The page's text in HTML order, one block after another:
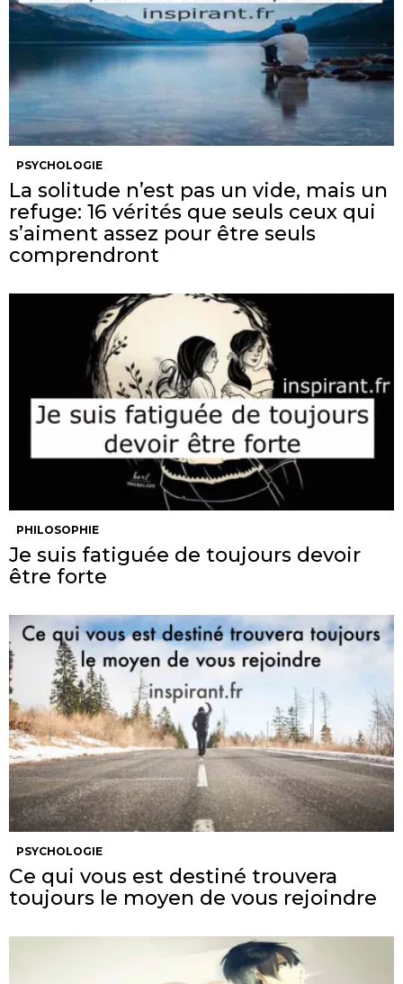
PSYCHOLOGIE
La solitude n’est pas un vide, mais un
refuge: 16 vérités que seuls ceux qui
s’aiment assez pour être seuls
comprendront
PHILOSOPHIE
Je suis fatiguée de toujours devoir
être forte
PSYCHOLOGIE
Ce qui vous est destiné trouvera
toujours le moyen de vous rejoindre